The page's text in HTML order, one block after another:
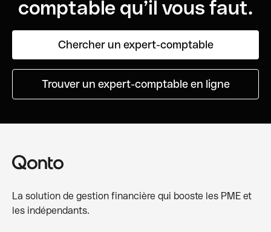
comptable qu’il vous faut.
Chercher un expert-comptable
Trouver un expert-comptable en ligne
La solution de gestion financière qui booste les PME et
les indépendants.